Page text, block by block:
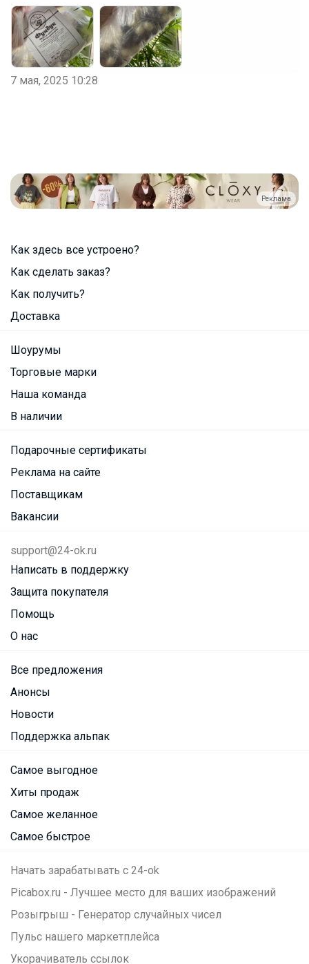
7 мая, 2025 10:28
Реклама
Как здесь все устроено?
Как сделать заказ?
Как получить?
Доставка
Шоурумы
Торговые марки
Наша команда
В наличии
Подарочные сертификаты
Реклама на сайте
Поставщикам
Вакансии
support@24-ok.ru
Написать в поддержку
Защита покупателя
Помощь
О нас
Все предложения
Анонсы
Новости
Поддержка альпак
Самое выгодное
Хиты продаж
Самое желанное
Самое быстрое
Начать зарабатывать с 24-ok
Picabox.ru - Лучшее место для ваших изображений
Розыгрыш - Генератор случайных чисел
Пульс нашего маркетплейса
Укорачиватель ссылок